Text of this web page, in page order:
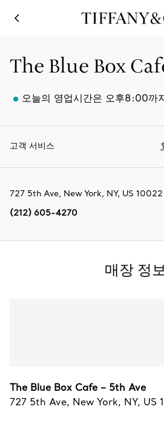
The Blue Box
오늘의 영업시간은 오후8:00까
고객 서비스
727 5th Ave, New York, NY, US 10022
(212) 605-4270
매장 정
The Blue Box Cafe – 5th Ave
727 5th Ave, New York, NY, US